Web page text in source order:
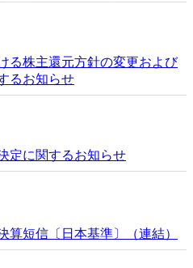
る株主還元方針の変更および
るお知らせ
定に関するお知らせ
短信〔日本基準〕（連結）